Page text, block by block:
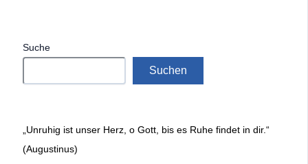
Suche
Suchen
„Unruhig ist unser Herz, o Gott, bis es Ruhe findet in dir.“
(Augustinus)